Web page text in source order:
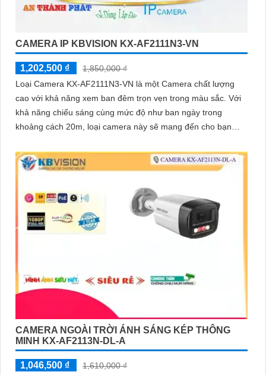
CAMERA IP KBVISION KX-AF2111N3-VN
1,202,500 ₫
1,850,000 ₫
Loại Camera KX-AF2111N3-VN là một Camera chất lượng
cao với khả năng xem ban đêm trọn vẹn trong màu sắc. Với
khả năng chiếu sáng cùng mức độ như ban ngày trong
khoảng cách 20m, loại camera này sẽ mang đến cho bạn
CAMERA NGOÀI TRỜI ÁNH SÁNG KÉP THÔNG
MINH KX-AF2113N-DL-A
1,046,500 ₫
1,610,000 ₫